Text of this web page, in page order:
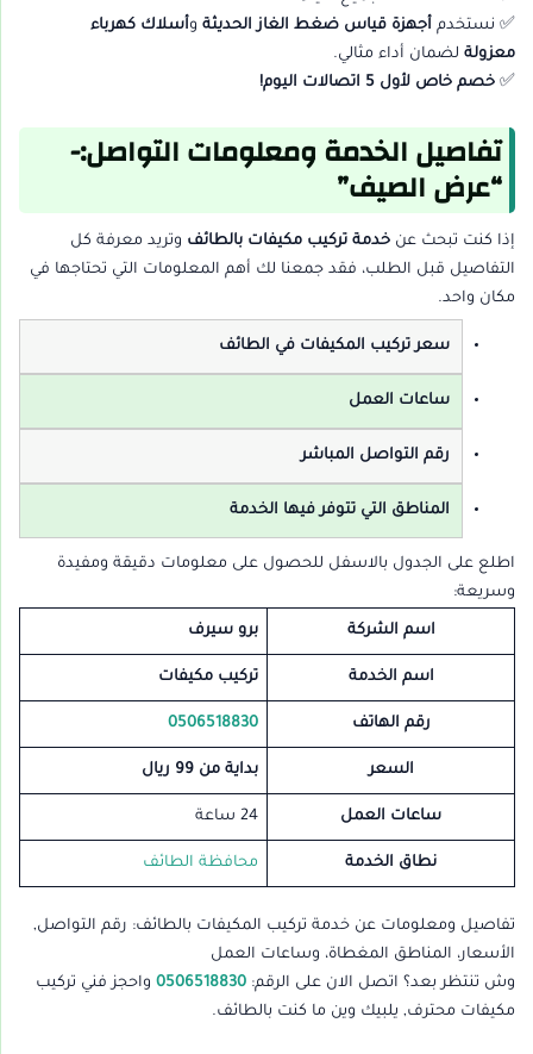
✅ نستخدم أجهزة قياس ضغط الغاز الحديثة وأسلاك كهرباء
معزولة لضمان أداء مثالي.
✅ خصم خاص لأول 5 اتصالات اليوم!
تفاصيل الخدمة ومعلومات التواصل:-
“عرض الصيف”
إذا كنت تبحث عن خدمة تركيب مكيفات بالطائف وتريد معرفة كل
التفاصيل قبل الطلب، فقد جمعنا لك أهم المعلومات التي تحتاجها في
مكان واحد.
سعر تركيب المكيفات في الطائف
ساعات العمل
رقم التواصل المباشر
المناطق التي تتوفر فيها الخدمة
اطلع على الجدول بالاسفل للحصول على معلومات دقيقة ومفيدة
وسريعة:
اسم الشركة برو سيرف
اسم الخدمة تركيب مكيفات
رقم الهاتف 0506518830
السعر بداية من 99 ريال
ساعات العمل 24 ساعة
نطاق الخدمة محافظة الطائف
تفاصيل ومعلومات عن خدمة تركيب المكيفات بالطائف: رقم التواصل,
الأسعار، المناطق المغطاة، وساعات العمل
وش تنتظر بعد؟ اتصل الان على الرقم: 0506518830 واحجز فني تركيب
مكيفات محترف, يلبيك وين ما كنت بالطائف.